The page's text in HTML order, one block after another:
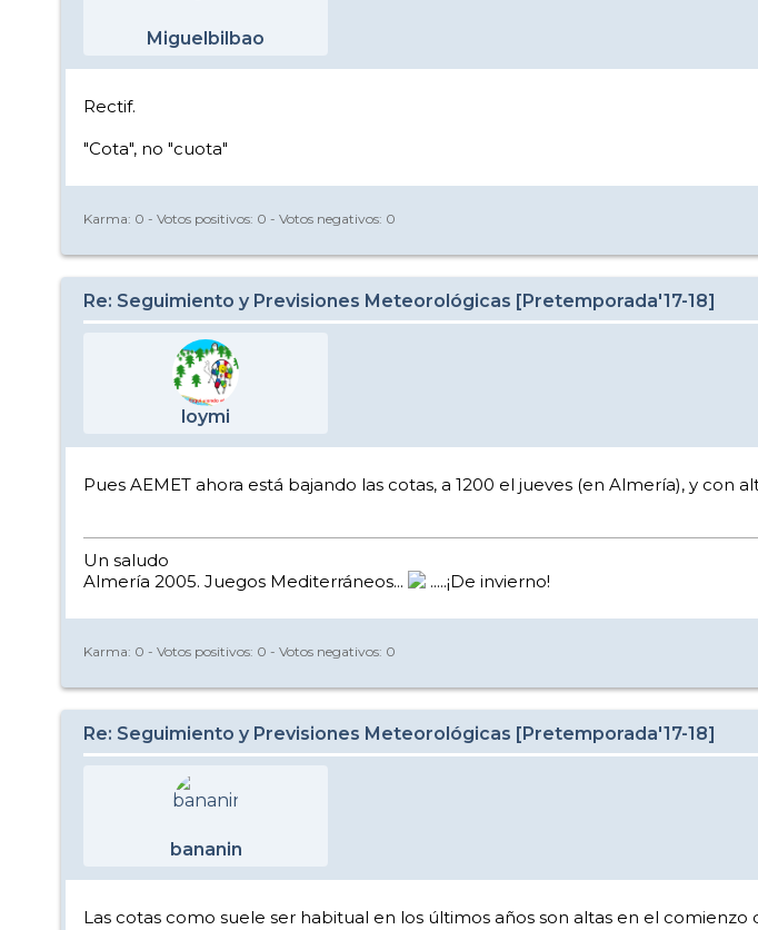
Miguelbilbao
Rectif.
"Cota", no "cuota"
Karma: 0 - Votos positivos: 0 - Votos negativos: 0
Re: Seguimiento y Previsiones Meteorológicas [Pretemporada'17-18]
loymi
Pues AEMET ahora está bajando las cotas, a 1200 el jueves (en Almería), y con
Un saludo
Almería 2005. Juegos Mediterráneos...
.....¡De invierno!
Karma: 0 - Votos positivos: 0 - Votos negativos: 0
Re: Seguimiento y Previsiones Meteorológicas [Pretemporada'17-18]
bananin
Las cotas como suele ser habitual en los últimos años son altas en el